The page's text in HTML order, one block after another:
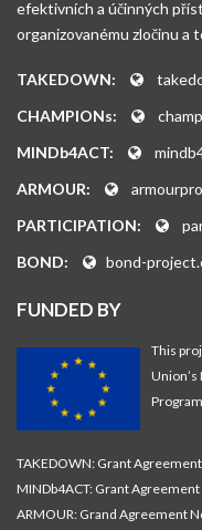
efektivních a účinných
organizovanému zločinu a
TAKEDOWN:
CHAMPIONs:
MINDb4ACT:
ARMOUR:
PARTICIPATION:
BOND:
bond-
FUNDED BY
This
TAKEDOWN: Grant
MINDb4ACT: Grant
ARMOUR: Grand Agreement